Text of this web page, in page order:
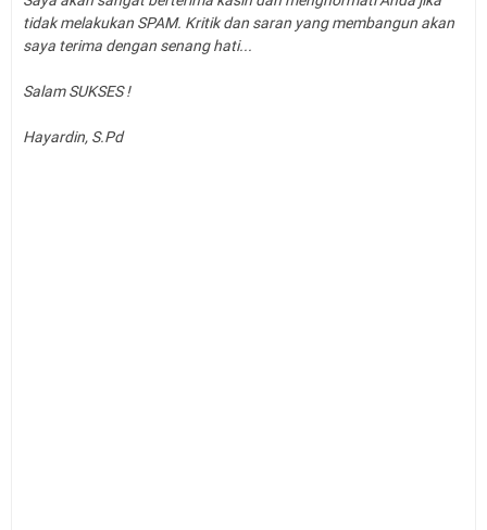
tidak melakukan SPAM. Kritik dan saran yang membangun akan
saya terima dengan senang hati...
Salam SUKSES !
Hayardin, S.Pd